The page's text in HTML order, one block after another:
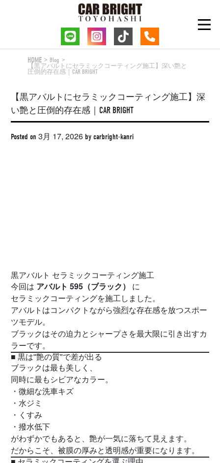
HOME
Blog
【黒アバルトにセラミックコーティング施工】深い艶と
圧倒的存在感｜CAR BRIGHT
【黒アバルトにセラミックコーティング施工】深
い艶と圧倒的存在感｜CAR BRIGHT
Posted on3月 17, 2026 bycarbright-kanri
黒アバルト セラミックコーティング施工
今回は アバルト 595（ブラック）
に
セラミックコーティングを施工しました。
アバルトはコンパクトながら強烈な存在感を放つスポー
ツモデル。
ブラックはその迫力とシャープさを最大限に引き出すカ
ラーです。
■ 黒は“艶の質”で差が出る
ブラックは最も美しく、
同時に最もシビアなカラー。
・微細な洗車キズ
・水ジミ
・くすみ
・撥水低下
がわずかでもあると、艶が一気に落ちて見えます。
だからこそ、被膜の厚みと透明感が重要になります。